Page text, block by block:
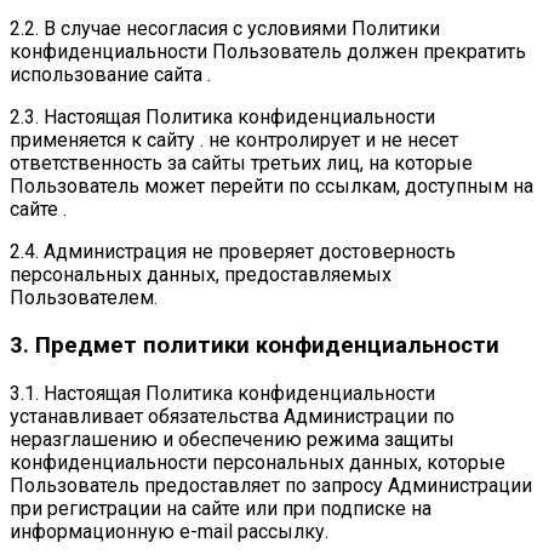
2.2. В случае несогласия с условиями Политики
конфиденциальности Пользователь должен прекратить
использование сайта .
2.3. Настоящая Политика конфиденциальности
применяется к сайту . не контролирует и не несет
ответственность за сайты третьих лиц, на которые
Пользователь может перейти по ссылкам, доступным на
сайте .
2.4. Администрация не проверяет достоверность
персональных данных, предоставляемых
Пользователем.
3. Предмет политики конфиденциальности
3.1. Настоящая Политика конфиденциальности
устанавливает обязательства Администрации по
неразглашению и обеспечению режима защиты
конфиденциальности персональных данных, которые
Пользователь предоставляет по запросу Администрации
при регистрации на сайте или при подписке на
информационную e-mail рассылку.